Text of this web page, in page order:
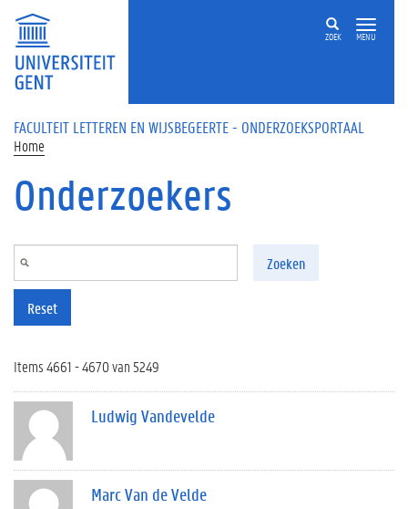
Overslaan en naar de inhoud gaan
ZOEK MENU
FACULTEIT LETTEREN EN WIJSBEGEERTE - ONDERZOEKSPORTAAL
Home
Onderzoekers
Zoeken
Reset
Items 4661 - 4670 van 5249
Ludwig Vandevelde
Marc Van de Velde